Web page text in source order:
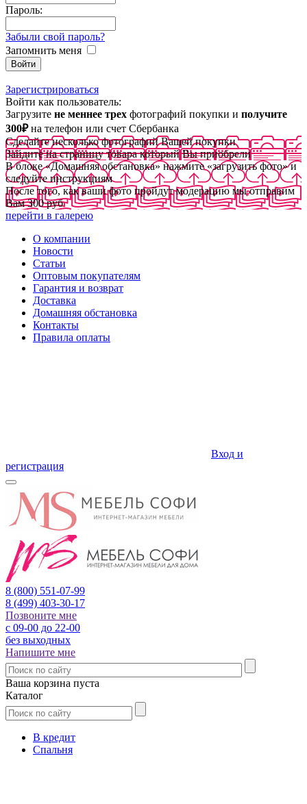
Пароль:
Забыли свой пароль?
Запомнить меня
Зарегистрироваться
Войти как пользователь:
Загрузите не меннее трех фотографий покупки и получите
300₽на телефон или счет Сбербанка
Сделайте несколько фотографий Вашей покупки
Зайдите на страницу товара который Вы приобрели
В блоке «Домашняя обстановка» нажмите «загрузить фото» и
следуйте инструкциям
После того, как ваши фото пройдут модерацию мы отправим
Вам 300 руб
перейти в галерею
О компании
Новости
Статьи
Оптовым покупателям
Гарантия и возврат
Доставка
Домашняя обстановка
Контакты
Правила оплаты
Вход и
регистрация
8 (800) 551-07-99
8 (499) 403-30-17
Позвоните мне
с 09-00 до 22-00
без выходных
Напишите мне
Ваша корзина пуста
Каталог
В кредит
Спальня